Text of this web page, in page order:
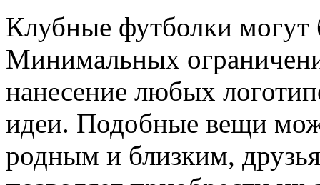
Клубные футболки могут
Минимальных
нанесение любых
идеи. Подобные вещи
родным и близким,